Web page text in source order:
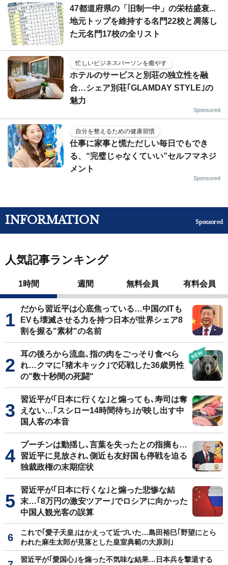
47都道府県の「旧制一中」の栄枯盛衰...
地元トップを維持する名門22校と凋落し
た元名門17校の全リスト
忙しいビジネスパーソンを癒やす
ホテルのサービスと別荘の独立性を融
合…シェア別荘｢GLAMDAY STYLE｣の
魅力
Sponsored
自分を整えるための健康習慣
仕事に家事と慌ただしい毎日でもでき
る、“完璧じゃなくていい”セルフマネジ
メント
Sponsored
INFORMATION Sponsored
人気記事ランキング
1時間 週間 無料会員 有料会員
だから習近平は心底焦っている…中国のITも
EVも壊滅させる力を持つ日本が世界シェア8
割を握る"素材"の名前
耳の後ろから流血､指の肉をごっそり食べら
れ…クマに｢猪木キック｣で応戦した36歳男性
の"数十秒間の死闘"
習近平が｢日本に行くな｣と煽っても､寿司は奪
えない…｢スシロー14時間待ち｣が映し出す中
国人客の本音
プーチンは動揺し､言葉を失ったとの指摘も…
習近平に見放され､側近も友好国も停戦を迫る
独裁政権の末期症状
習近平が｢日本に行くな｣と煽った悲惨な結
末…｢8万円の激安ツアー｣でロシアに向かった
中国人観光客の誤算
これで｢愛子天皇｣はかえって近づいた…島田裕巳｢野望にとら
われた麻生太郎が見落とした皇室典範の大原則｣
習近平が｢愛国心｣を煽った不気味な結果…日本兵を撃退する